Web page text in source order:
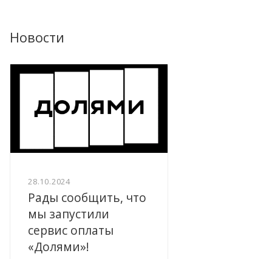
Новости
28.10.2024
Рады сообщить, что
мы запустили
сервис оплаты
«Долями»!